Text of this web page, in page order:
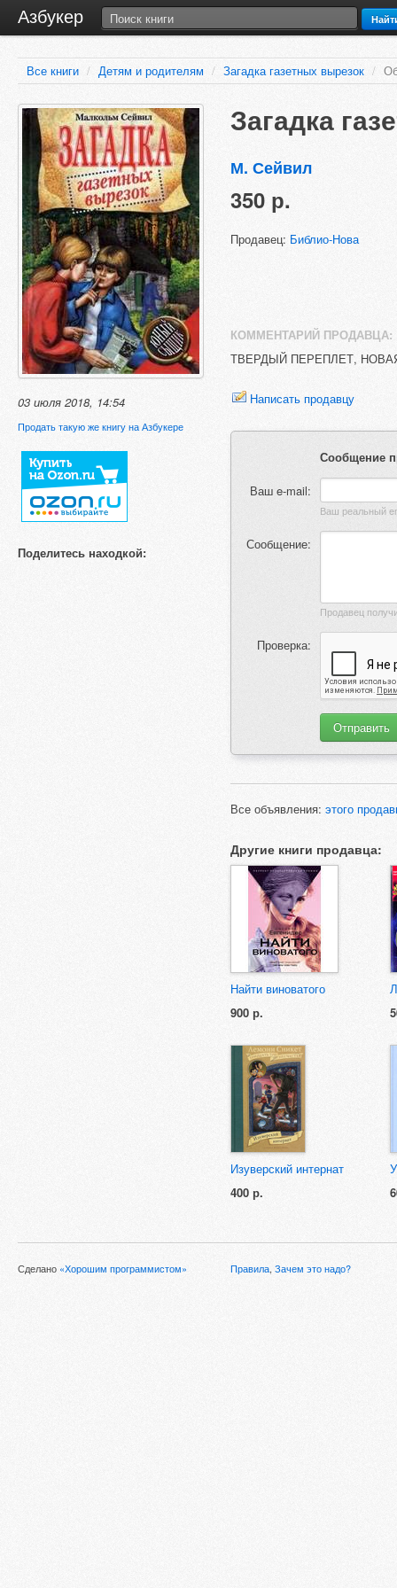
Азбукер
Все книги / Детям и родителям / Загадка газетных вырезок /
03 июля 2018, 14:54
Продать такую же книгу на Азбукере
Поделитесь находкой:
Загадка
М. Сейвил
350 р.
Продавец: Библио-Нова
КОММЕНТАРИЙ ПРОДАВЦА:
ТВЕРДЫЙ ПЕРЕПЛЕТ,
Написать продавцу
Сообщение
Ваш e-mail:
Сообщение:
Проверка:
Все объявления: этого
Другие книги продавца:
Найти виноватого
900 р.
Изуверский интернат
400 р.
Сделано «Хорошим программистом» Правила, Зачем это надо?